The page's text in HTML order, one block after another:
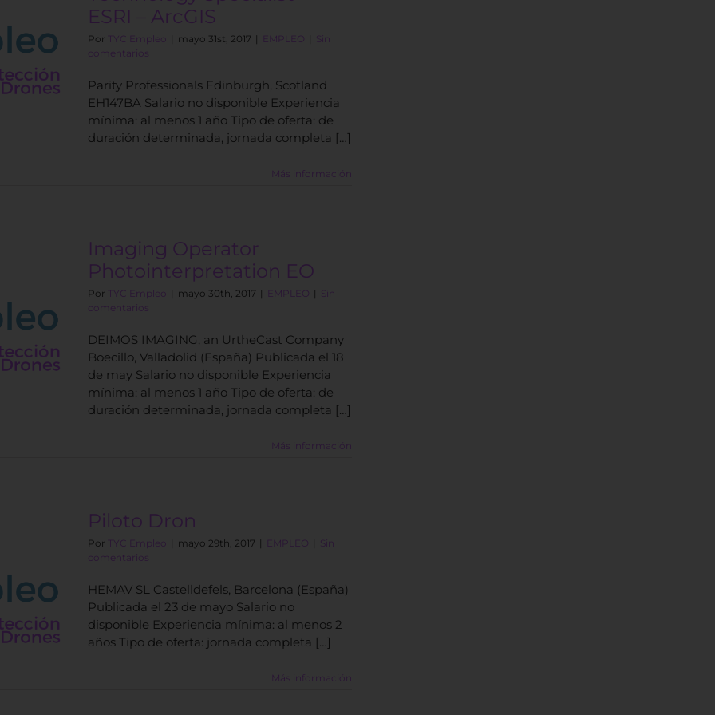
ESRI – ArcGIS
Por TYC Empleo | mayo 31st, 2017 | EMPLEO | Sin
comentarios
Parity Professionals Edinburgh, Scotland
EH147BA Salario no disponible Experiencia
mínima: al menos 1 año Tipo de oferta: de
duración determinada, jornada completa […]
Más información
Imaging Operator
Photointerpretation EO
Por TYC Empleo | mayo 30th, 2017 | EMPLEO | Sin
comentarios
DEIMOS IMAGING, an UrtheCast Company
Boecillo, Valladolid (España) Publicada el 18
de may Salario no disponible Experiencia
mínima: al menos 1 año Tipo de oferta: de
duración determinada, jornada completa […]
Más información
Piloto Dron
Por TYC Empleo | mayo 29th, 2017 | EMPLEO | Sin
comentarios
HEMAV SL Castelldefels, Barcelona (España)
Publicada el 23 de mayo Salario no
disponible Experiencia mínima: al menos 2
años Tipo de oferta: jornada completa […]
Más información